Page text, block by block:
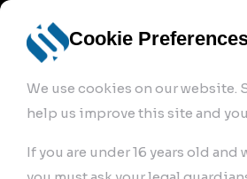
Cookie
We use cookies on our website.
help us improve this site and
If you are under 16 years old
bremse.de Sign Up